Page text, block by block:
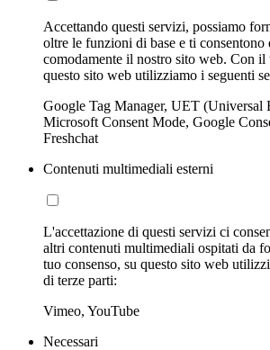
Accettando questi servizi, possiamo
oltre le funzioni di base e ti consentono
comodamente il nostro sito web. Con il
questo sito web utilizziamo i seguenti
Google Tag Manager, UET (Universal
Microsoft Consent Mode, Google
Freshchat
Contenuti multimediali esterni
L'accettazione di questi servizi ci
altri contenuti multimediali ospitati da
tuo consenso, su questo sito web
di terze parti:
Vimeo, YouTube
Necessari